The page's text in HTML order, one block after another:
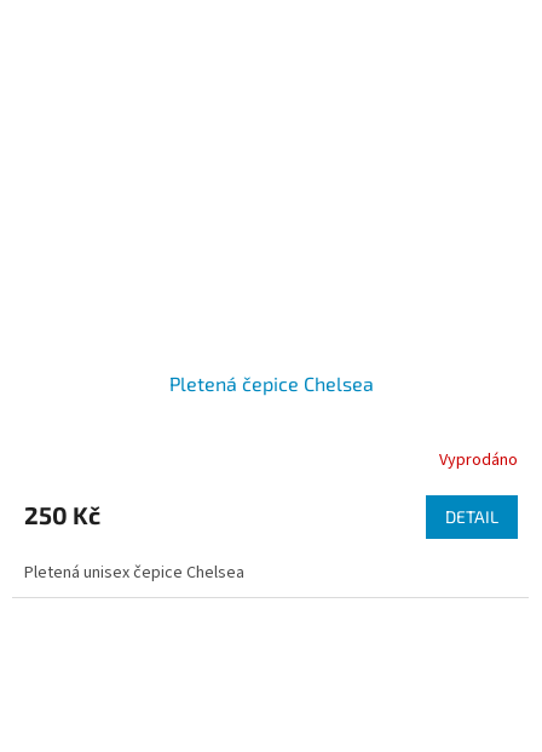
Pletená čepice Chelsea
Vyprodáno
250 Kč DETAIL
Pletená unisex čepice Chelsea